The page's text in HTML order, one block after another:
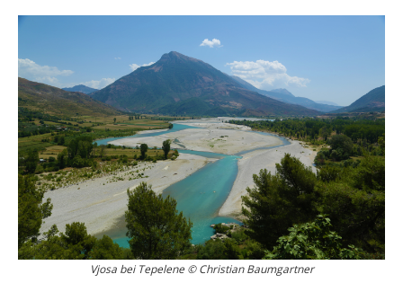
Vjosa bei Tepelene © Christian Baumgartner